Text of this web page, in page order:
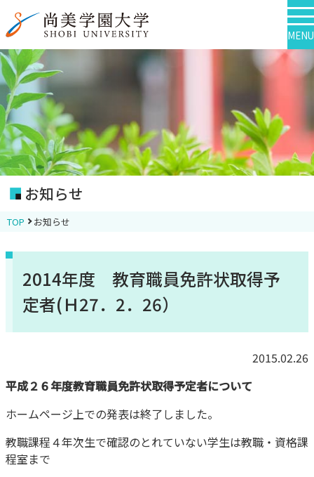
MENU
お知らせ
TOP お知らせ
2014年度 教育職員免許状取得予
定者(Ｈ27．2．26）
2015.02.26
平成２６年度教育職員免許状取得予定者について
ホームページ上での発表は終了しました。
教職課程４年次生で確認のとれていない学生は教職・資格課
程室まで